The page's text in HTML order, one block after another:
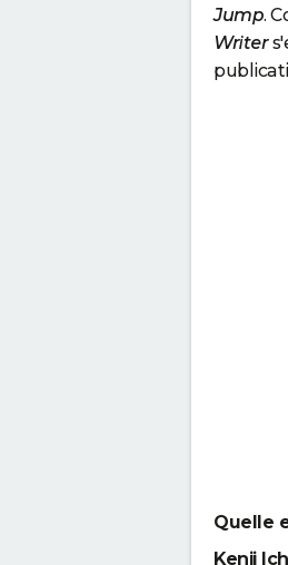
Jump.
Writer
Quelle
Kenji